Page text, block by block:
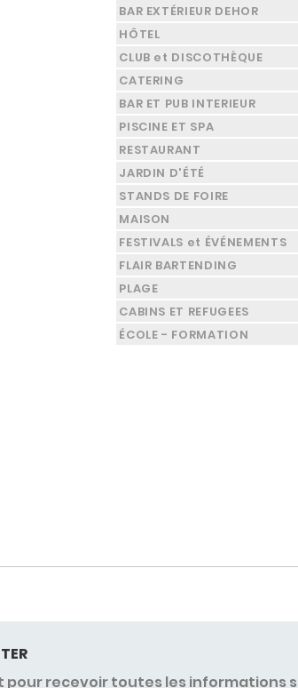
BAR EXTÉRIEUR DEHOR
HÔTEL
CLUB et DISCOTHÈQUE
CATERING
BAR ET PUB INTERIEUR
PISCINE ET SPA
RESTAURANT
JARDIN D'ÉTÉ
STANDS DE FOIRE
MAISON
FESTIVALS et ÉVÉNEMENTS
FLAIR BARTENDING
PLAGE
CABINS ET REFUGEES
ÉCOLE - FORMATION
recevoir toutes les informations